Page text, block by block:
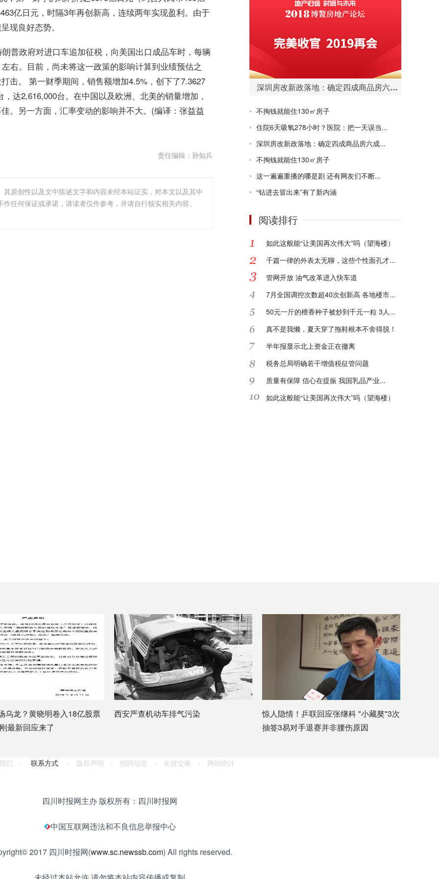
亿日元，时隔3年再创新高，连续两年实现盈利。由于
现良好态势。
普政府对进口车追加征税，向美国出口成品车时，每辆
右。目前，尚未将这一政策的影响计算到业绩预估之
击。 第一财季期间，销售额增加4.5%，创下了7.3627
达2,616,000台。在中国以及欧洲、北美的销量增加，
。另一方面，汇率变动的影响并不大。(编译：张益益
责任编辑：孙知兵
原创性以及文中陈述文字和内容未经本站证实，对本文以及其中
任何保证或承诺，请读者仅作参考，并请自行核实相关内容。
深圳房改新政落地：确定四成商品房六成人才房保障房
不掏钱就能住130㎡房子
住院6天吸氧278小时？医院：把一天误当...
深圳房改新政落地：确定四成商品房六成...
不掏钱就能住130㎡房子
这一遍遍重播的哪是剧 还有网友们不断...
“钻进去冒出来”有了新内涵
阅读排行
如此这般能“让美国再次伟大”吗（望海楼）
千篇一律的外表太无聊，这些个性面孔才...
管网开放 油气改革进入快车道
7月全国调控次数超40次创新高 各地楼市...
50元一斤的檀香种子被炒到千元一粒 3人...
真不是我懒，夏天穿了拖鞋根本不舍得脱！
半年报显示北上资金正在撤离
税务总局明确若干增值税征管问题
质量有保障 信心在提振 我国乳品产业...
如此这般能“让美国再次伟大”吗（望海楼）
乌龙？黄晓明卷入18亿股票
最新回应来了
西安严查机动车排气污染
惊人隐情！乒联回应张继科 "小藏獒"3次
抽签3易对手退赛并非腰伤原因
们 - 联系方式 - 版权声明 - 招聘信息 - 友链交换 - 网站统计
四川时报网主办 版权所有：四川时报网
中国互联网违法和不良信息举报中心
2017 四川时报网(www.sc.newssb.com) All rights reserved.